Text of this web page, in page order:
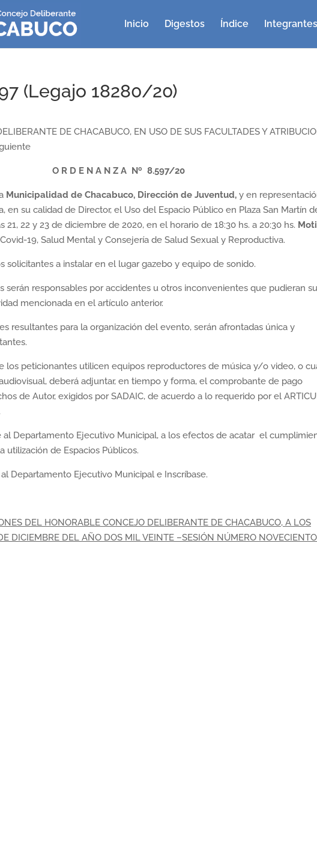
Inicio Digestos Índice Integrantes
(Legajo 18280/20)
DE CHACABUCO, EN USO DE SUS FACULTADES Y
O R D E N A N Z A Nº 8.597/20
Municipalidad de Chacabuco, Dirección de Juventud, y en
en su calidad de Director, el Uso del Espacio Público en Plaza San Martín
21, 22 y 23 de diciembre de 2020, en el horario de 18:30 hs. a 20:30 hs.
19, Salud Mental y Consejería de Salud Sexual y Reproductiva.
solicitantes a instalar en el lugar gazebo y equipo de sonido.
serán responsables por accidentes u otros inconvenientes que pudieran
mencionada en el artículo anterior.
resultantes para la organización del evento, serán afrontadas única y
los peticionantes utilicen equipos reproductores de música y/o video, o
deberá adjuntar, en tiempo y forma, el comprobante de pago
de Autor, exigidos por SADAIC, de acuerdo a lo requerido por el
al Departamento Ejecutivo Municipal, a los efectos de acatar el
utilización de Espacios Públicos.
Departamento Ejecutivo Municipal e Inscríbase.
DEL HONORABLE CONCEJO DELIBERANTE DE CHACABUCO, A LOS
DICIEMBRE DEL AÑO DOS MIL VEINTE –SESIÓN NÚMERO